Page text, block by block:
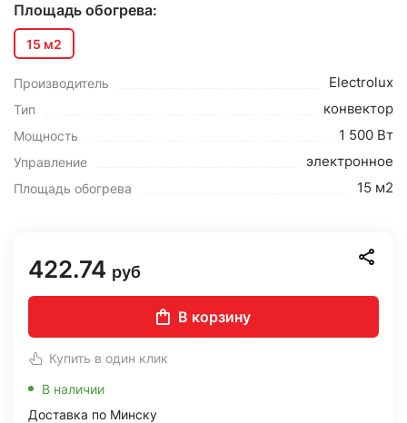
Площадь обогрева:
15 м2
Производитель Electrolux
Тип конвектор
Мощность 1 500 Вт
Управление электронное
Площадь обогрева 15 м2
422.74 руб
В корзину
Купить в один клик
В наличии
Доставка по Минску